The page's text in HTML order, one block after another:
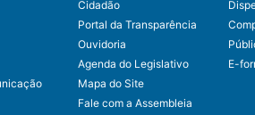
Cidadão
Portal da Transparência
Ouvidoria
Agenda do Legislativo
Mapa do Site
Fale com a Assembleia
E-